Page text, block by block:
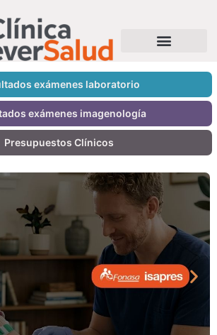
exámenes laboratorio
exámenes imagenología
Presupuestos Clínicos